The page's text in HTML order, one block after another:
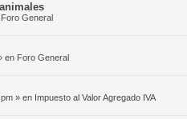
Foro General
en Foro General
» en Impuesto al Valor Agregado IVA